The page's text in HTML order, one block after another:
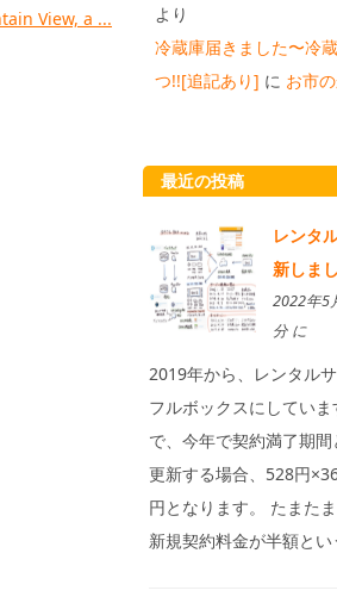
View, a ...
より
冷蔵庫届きました〜冷
つ!![追記あり] に お市
最近の投稿
レンタ
新しま
2022年5
分 に
2019年から、レンタル
フルボックスにしてい
で、今年で契約満了期間
更新する場合、528円
円となります。 たまた
新規契約料金が半額と